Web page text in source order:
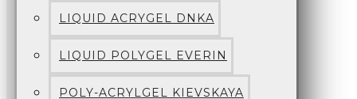
LIQUID ACRYGEL DNKA
LIQUID POLYGEL EVERIN
POLY-ACRYLGEL KIEVSKAYA